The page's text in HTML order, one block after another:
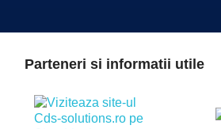
Parteneri si informatii utile